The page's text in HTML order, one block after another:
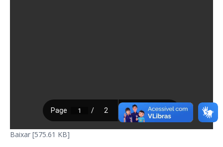
Baixar [575.61 KB]